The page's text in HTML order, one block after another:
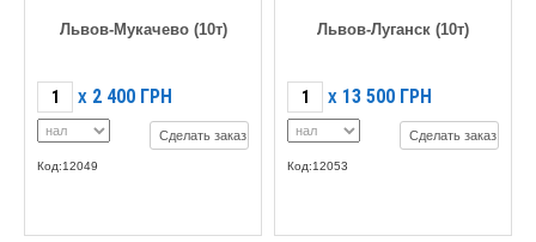
Львов-Мукачево (10т)
X 2 400 ГРН
Сделать заказ
Код:12049
Львов-Луганск (10т)
X 13 500 ГРН
Сделать заказ
Код:12053